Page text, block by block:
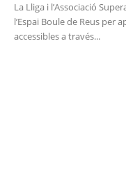
La Lliga i l’Associació
l’Espai Boule de Reus per
accessibles a través...